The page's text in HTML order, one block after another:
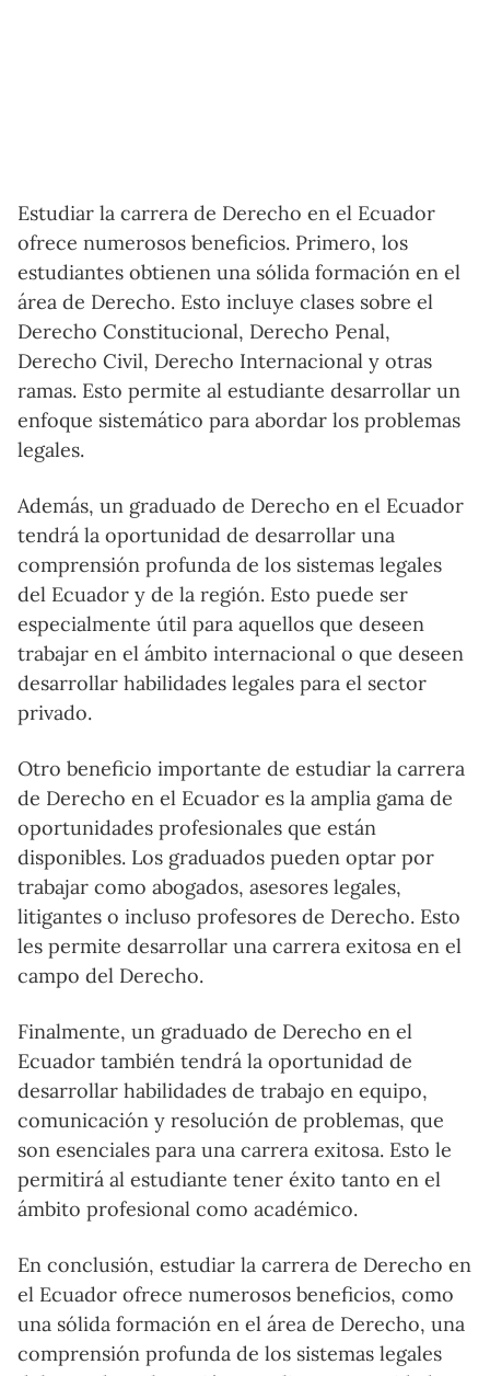
Estudiar la carrera de Derecho en el Ecuador
ofrece numerosos beneficios. Primero, los
estudiantes obtienen una sólida formación en el
área de Derecho. Esto incluye clases sobre el
Derecho Constitucional, Derecho Penal,
Derecho Civil, Derecho Internacional y otras
ramas. Esto permite al estudiante desarrollar un
enfoque sistemático para abordar los problemas
legales.
Además, un graduado de Derecho en el Ecuador
tendrá la oportunidad de desarrollar una
comprensión profunda de los sistemas legales
del Ecuador y de la región. Esto puede ser
especialmente útil para aquellos que deseen
trabajar en el ámbito internacional o que deseen
desarrollar habilidades legales para el sector
privado.
Otro beneficio importante de estudiar la carrera
de Derecho en el Ecuador es la amplia gama de
oportunidades profesionales que están
disponibles. Los graduados pueden optar por
trabajar como abogados, asesores legales,
litigantes o incluso profesores de Derecho. Esto
les permite desarrollar una carrera exitosa en el
campo del Derecho.
Finalmente, un graduado de Derecho en el
Ecuador también tendrá la oportunidad de
desarrollar habilidades de trabajo en equipo,
comunicación y resolución de problemas, que
son esenciales para una carrera exitosa. Esto le
permitirá al estudiante tener éxito tanto en el
ámbito profesional como académico.
En conclusión, estudiar la carrera de Derecho en
el Ecuador ofrece numerosos beneficios, como
una sólida formación en el área de Derecho, una
comprensión profunda de los sistemas legales